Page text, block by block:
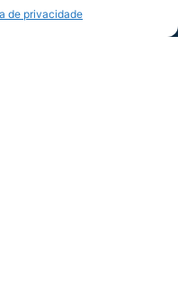
de privacidade